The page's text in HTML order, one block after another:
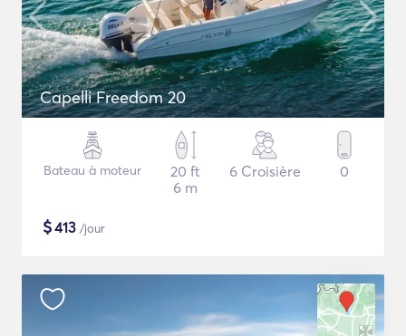
Capelli Freedom 20
Bateau à moteur
20 ft
6 m
6 Croisière 0
$413 /jour